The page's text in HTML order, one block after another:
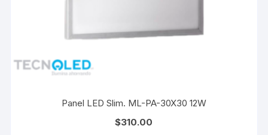
Panel LED Slim. ML-PA-30X30 12W
$310.00